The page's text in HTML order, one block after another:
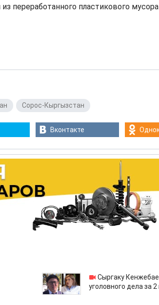
переработанного пластикового
Сорос-Кыргызстан
Вконтакте
Сыргаку
уголовного дела за